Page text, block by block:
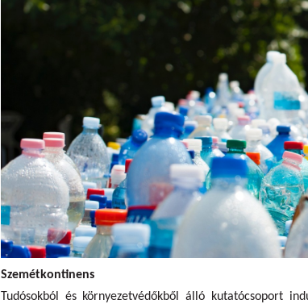
Szemétkontinens
Tudósokból és környezetvédőkből álló kutatócsoport